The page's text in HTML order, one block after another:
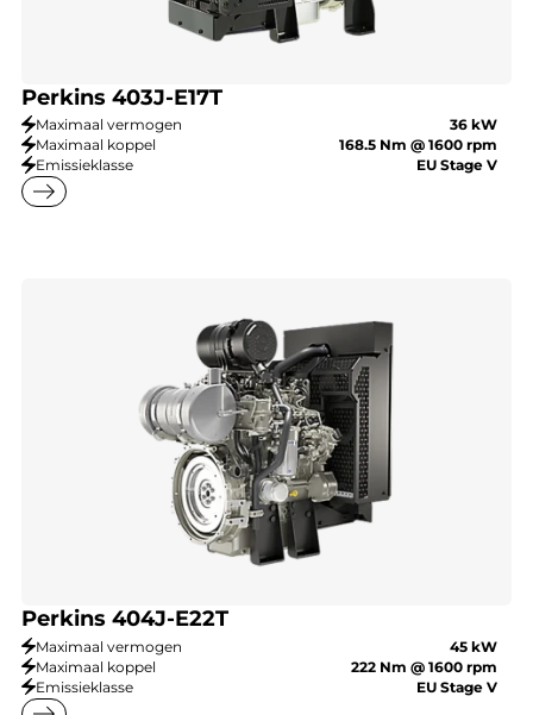
Perkins 403J-E17T
Maximaal vermogen
36 kW
Maximaal koppel
168.5 Nm @ 1600 rpm
Emissieklasse
EU Stage V
east
Perkins 404J-E22T
Maximaal vermogen
45 kW
Maximaal koppel
222 Nm @ 1600 rpm
Emissieklasse
EU Stage V